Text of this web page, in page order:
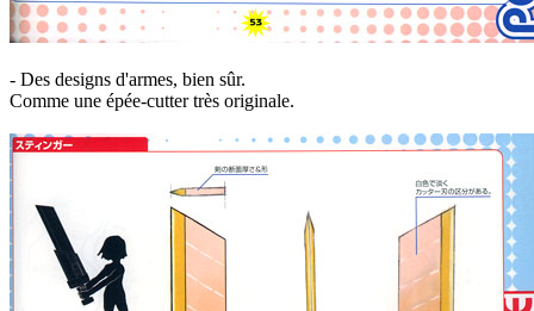
- Des designs d'armes, bien sûr.
Comme une épée-cutter très originale.